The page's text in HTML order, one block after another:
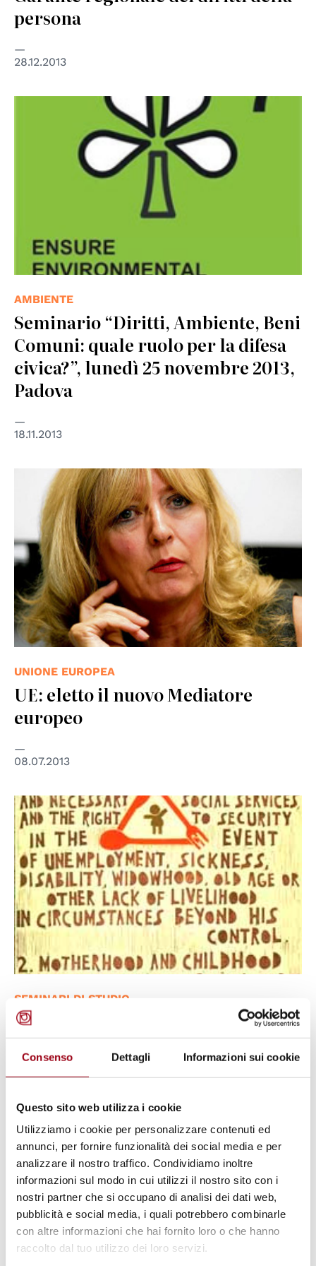
Consenso Dettagli Informazioni sui cookie
Questo sito web utilizza i cookie
Utilizziamo i cookie per personalizzare contenuti ed
annunci, per fornire funzionalità dei social media e per
analizzare il nostro traffico. Condividiamo inoltre
informazioni sul modo in cui utilizzi il nostro sito con i
nostri partner che si occupano di analisi dei dati web,
pubblicità e social media, i quali potrebbero combinarle
con altre informazioni che hai fornito loro o che hanno
raccolto dal tuo utilizzo dei loro servizi.
persona
28.12.2013
AMBIENTE
Seminario “Diritti, Ambiente, Beni
Comuni: quale ruolo per la difesa
civica?”, lunedì 25 novembre 2013,
Padova
18.11.2013
UNIONE EUROPEA
UE: eletto il nuovo Mediatore
europeo
08.07.2013
© UN Photo
SEMINARI DI STUDIO
Seminario su Difesa civica e salute
a Padova, lunedì 17 giugno 2013
© Regione del Veneto